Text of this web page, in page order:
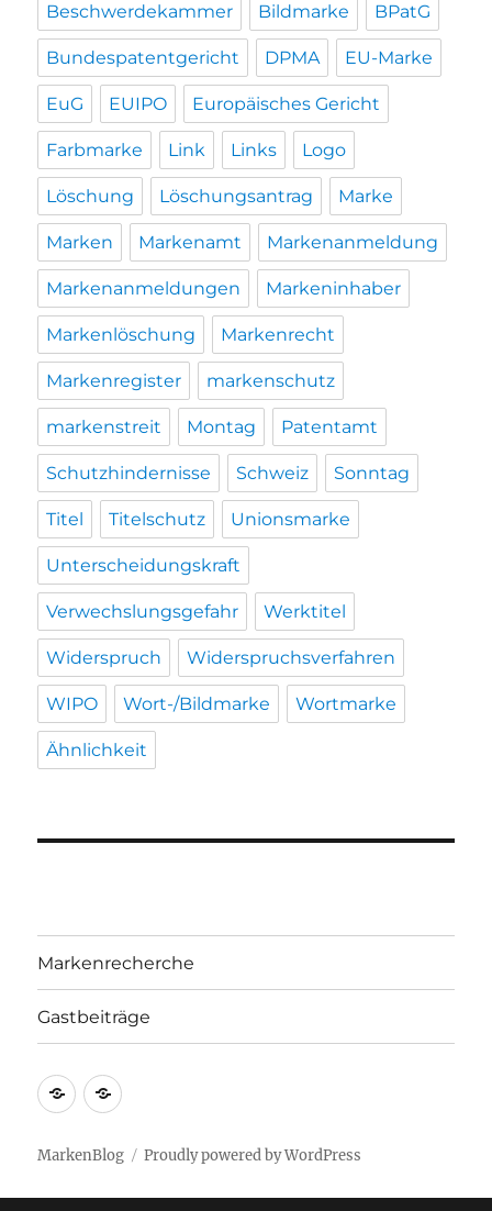
Beschwerdekammer Bildmarke BPatG
Bundespatentgericht DPMA EU-Marke
EuG EUIPO Europäisches Gericht
Farbmarke Link Links Logo
Löschung Löschungsantrag Marke
Marken Markenamt Markenanmeldung
Markenanmeldungen Markeninhaber
Markenlöschung Markenrecht
Markenregister markenschutz
markenstreit Montag Patentamt
Schutzhindernisse Schweiz Sonntag
Titel Titelschutz Unionsmarke
Unterscheidungskraft
Verwechslungsgefahr Werktitel
Widerspruch Widerspruchsverfahren
WIPO Wort-/Bildmarke Wortmarke
Ähnlichkeit
Markenrecherche
Gastbeiträge
Markenrecherche
Gastbeiträge
MarkenBlog Proudly powered by WordPress